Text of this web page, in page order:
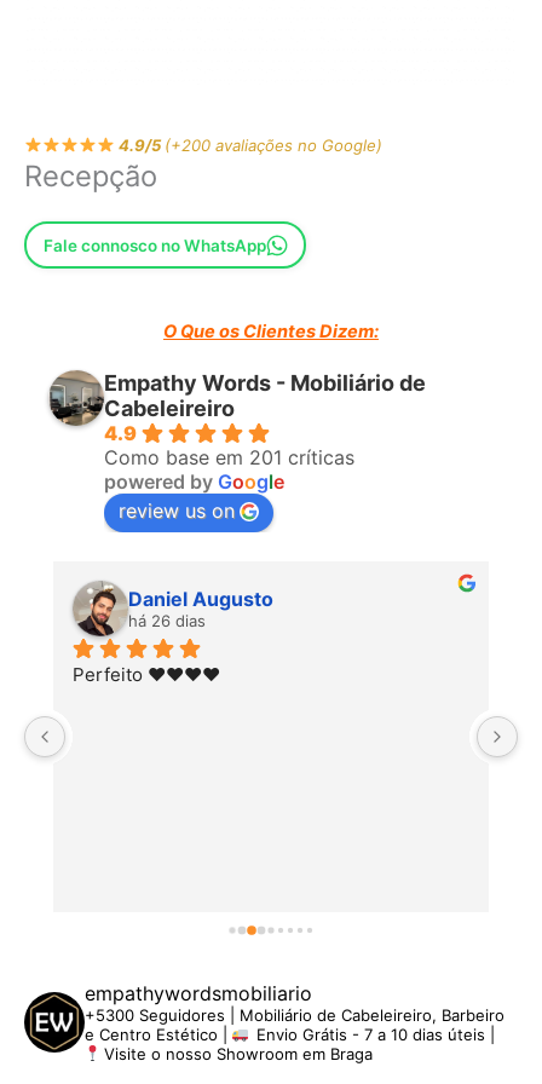
4.9/5(+200 avaliações no Google)
Recepção
Fale connosco no WhatsApp
O Que os Clientes Dizem:
Empathy Words - Mobiliário de
Cabeleireiro
4.9
Como base em 201 críticas
powered by Google
review us on
Daniel Augusto
há 26 dias
Perfeito ♥️♥️♥️♥️
empathywordsmobiliario
+5300 Seguidores | Mobiliário de Cabeleireiro, Barbeiro
e Centro Estético |
Envio Grátis - 7 a 10 dias úteis |
Visite o nosso Showroom em Braga